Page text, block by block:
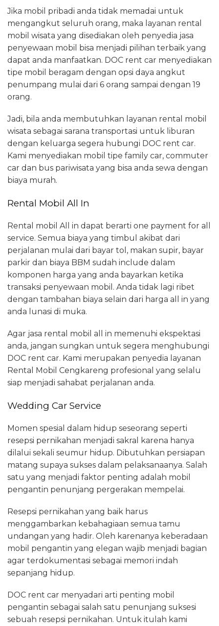
Jika mobil pribadi anda tidak memadai untuk
mengangkut seluruh orang, maka layanan rental
mobil wisata yang disediakan oleh penyedia jasa
penyewaan mobil bisa menjadi pilihan terbaik yang
dapat anda manfaatkan. DOC rent car menyediakan
tipe mobil beragam dengan opsi daya angkut
penumpang mulai dari 6 orang sampai dengan 19
orang.
Jadi, bila anda membutuhkan layanan rental mobil
wisata sebagai sarana transportasi untuk liburan
dengan keluarga segera hubungi DOC rent car.
Kami menyediakan mobil tipe family car, commuter
car dan bus pariwisata yang bisa anda sewa dengan
biaya murah.
Rental Mobil All In
Rental mobil All in dapat berarti one payment for all
service. Semua biaya yang timbul akibat dari
perjalanan mulai dari bayar tol, makan supir, bayar
parkir dan biaya BBM sudah include dalam
komponen harga yang anda bayarkan ketika
transaksi penyewaan mobil. Anda tidak lagi ribet
dengan tambahan biaya selain dari harga all in yang
anda lunasi di muka.
Agar jasa rental mobil all in memenuhi ekspektasi
anda, jangan sungkan untuk segera menghubungi
DOC rent car. Kami merupakan penyedia layanan
Rental Mobil Cengkareng profesional yang selalu
siap menjadi sahabat perjalanan anda.
Wedding Car Service
Momen spesial dalam hidup seseorang seperti
resepsi pernikahan menjadi sakral karena hanya
dilalui sekali seumur hidup. Dibutuhkan persiapan
matang supaya sukses dalam pelaksanaanya. Salah
satu yang menjadi faktor penting adalah mobil
pengantin penunjang pergerakan mempelai.
Resepsi pernikahan yang baik harus
menggambarkan kebahagiaan semua tamu
undangan yang hadir. Oleh karenanya keberadaan
mobil pengantin yang elegan wajib menjadi bagian
agar terdokumentasi sebagai memori indah
sepanjang hidup.
DOC rent car menyadari arti penting mobil
pengantin sebagai salah satu penunjang suksesi
sebuah resepsi pernikahan. Untuk itulah kami